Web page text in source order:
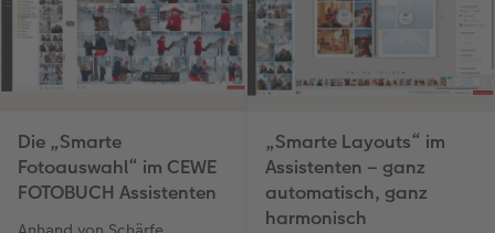
Die „Smarte
Fotoauswahl“ im CEWE
FOTOBUCH Assistenten
„Smarte Layouts“ im
Assistenten – ganz
automatisch, ganz
harmonisch